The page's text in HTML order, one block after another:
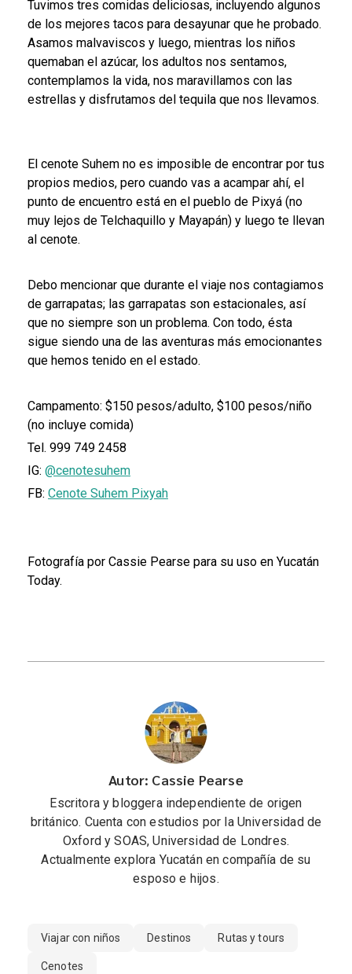
Tuvimos tres comidas deliciosas, incluyendo algunos
de los mejores tacos para desayunar que he probado.
Asamos malvaviscos y luego, mientras los niños
quemaban el azúcar, los adultos nos sentamos,
contemplamos la vida, nos maravillamos con las
estrellas y disfrutamos del tequila que nos llevamos.
El cenote Suhem no es imposible de encontrar por tus
propios medios, pero cuando vas a acampar ahí, el
punto de encuentro está en el pueblo de Pixyá (no
muy lejos de Telchaquillo y Mayapán) y luego te llevan
al cenote.
Debo mencionar que durante el viaje nos contagiamos
de garrapatas; las garrapatas son estacionales, así
que no siempre son un problema. Con todo, ésta
sigue siendo una de las aventuras más emocionantes
que hemos tenido en el estado.
Campamento: $150 pesos/adulto, $100 pesos/niño
(no incluye comida)
Tel. 999 749 2458
IG: @cenotesuhem
FB: Cenote Suhem Pixyah
Fotografía por Cassie Pearse para su uso en Yucatán
Today.
Autor: Cassie Pearse
Escritora y bloggera independiente de origen
británico. Cuenta con estudios por la Universidad de
Oxford y SOAS, Universidad de Londres.
Actualmente explora Yucatán en compañía de su
esposo e hijos.
Viajar con niños Destinos Rutas y tours
Cenotes